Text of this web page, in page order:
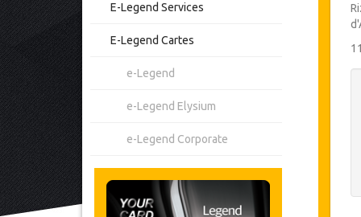
E-Legend Services
E-Legend Cartes
e-Legend
e-Legend Elysium
e-Legend Corporate